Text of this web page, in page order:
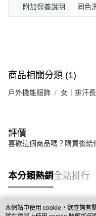
附加保養說明 同色
商品相關分類 (1)
戶外機能服飾 女｜排汗
評價
喜歡這個商品嗎？購買後給
本分類熱銷全站排行
本網站中使用 cookie，欲查詢有